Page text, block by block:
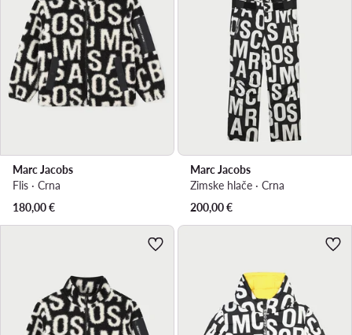
Marc Jacobs
Flis · Crna
180,00€
Marc Jacobs
Zimske hlače · Crna
200,00€